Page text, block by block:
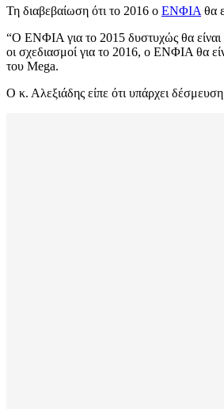
Τη διαβεβαίωση ότι το 2016 ο ΕΝΦΙΑ θα
“Ο ΕΝΦΙΑ για το 2015 δυστυχώς θα είναι
οι σχεδιασμοί για το 2016, ο ΕΝΦΙΑ θα
του Mega.
Ο κ. Αλεξιάδης είπε ότι υπάρχει